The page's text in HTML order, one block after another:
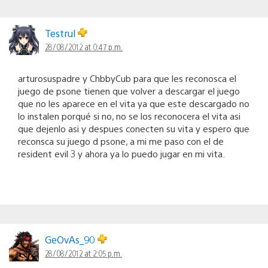
Testrul
28/08/2012 at 0:47 p.m.
arturosuspadre y ChbbyCub para que les reconosca el
juego de psone tienen que volver a descargar el juego
que no les aparece en el vita ya que este descargado no
lo instalen porqué si no, no se los reconocera el vita asi
que dejenlo asi y despues conecten su vita y espero que
reconsca su juego d psone, a mi me paso con el de
resident evil 3 y ahora ya lo puedo jugar en mi vita.
GeOvAs_90
28/08/2012 at 2:05 p.m.